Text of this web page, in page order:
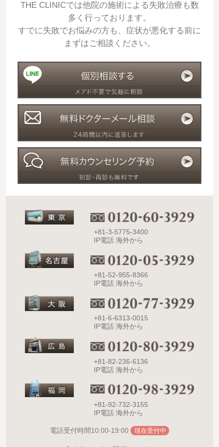
THE CLINICでは他院の施術による失敗治療も数
多く行っております。
すでに失敗でお悩みの方も、症状が悪化する前に
まずはご相談ください。
+81-3-5775-3400
IP電話 海外から
+81-52-955-8366
IP電話 海外から
+81-6-6313-0015
IP電話 海外から
+81-82-236-6136
IP電話 海外から
+81-92-732-3155
IP電話 海外から
電話受付時間10:00-19:00 現在受付中